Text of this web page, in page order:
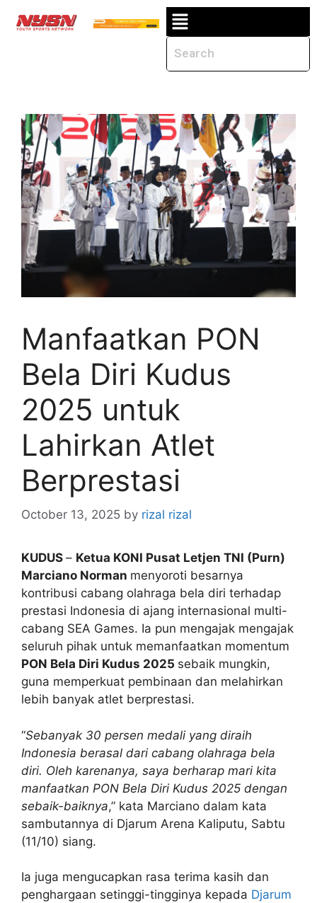
Manfaatkan PON
Bela Diri Kudus
2025 untuk
Lahirkan Atlet
Berprestasi
October 13, 2025 by rizal rizal
KUDUS – Ketua KONI Pusat Letjen TNI (Purn)
Marciano Norman menyoroti besarnya
kontribusi cabang olahraga bela diri terhadap
prestasi Indonesia di ajang internasional multi-
cabang SEA Games. Ia pun mengajak mengajak
seluruh pihak untuk memanfaatkan momentum
PON Bela Diri Kudus 2025 sebaik mungkin,
guna memperkuat pembinaan dan melahirkan
lebih banyak atlet berprestasi.
“Sebanyak 30 persen medali yang diraih
Indonesia berasal dari cabang olahraga bela
diri. Oleh karenanya, saya berharap mari kita
manfaatkan PON Bela Diri Kudus 2025 dengan
sebaik-baiknya,” kata Marciano dalam kata
sambutannya di Djarum Arena Kaliputu, Sabtu
(11/10) siang.
Ia juga mengucapkan rasa terima kasih dan
penghargaan setinggi-tingginya kepada Djarum